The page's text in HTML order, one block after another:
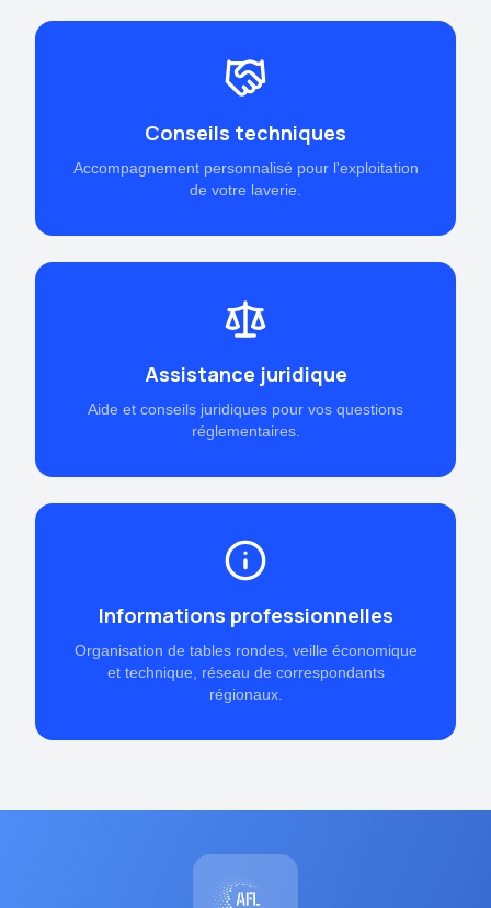
Conseils techniques
Accompagnement personnalisé pour l'exploitation
de votre laverie.
Assistance juridique
Aide et conseils juridiques pour vos questions
réglementaires.
Informations professionnelles
Organisation de tables rondes, veille économique
et technique, réseau de correspondants
régionaux.